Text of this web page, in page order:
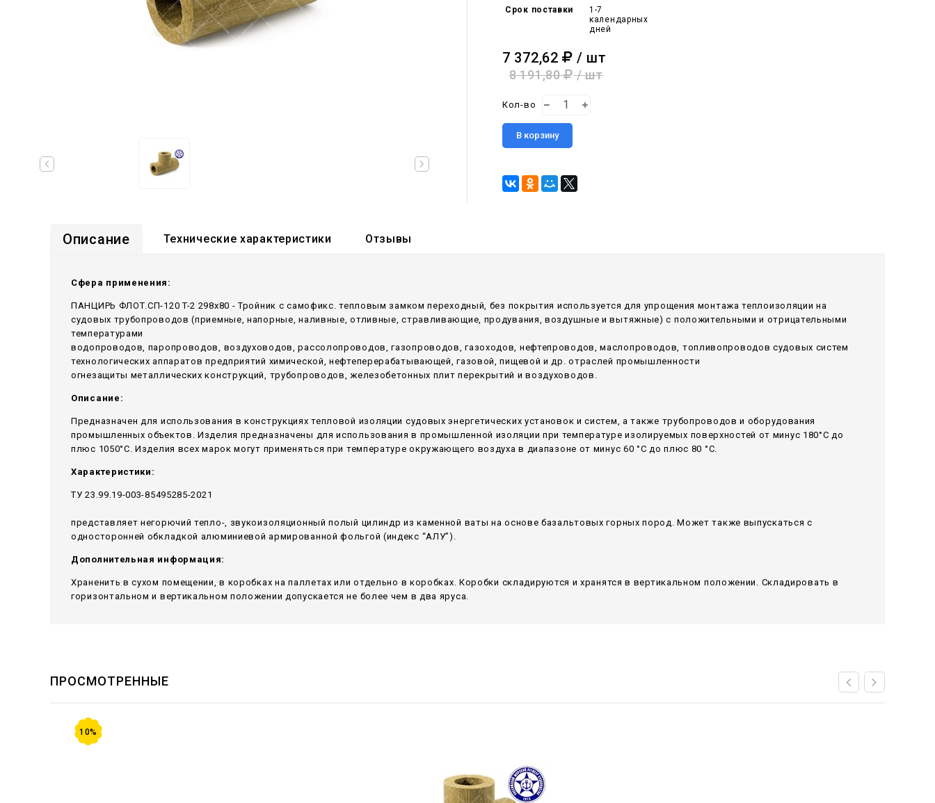
Срок поставки
1-7
календарных
дней
7 372,62 / шт
8 191,80 / шт
Кол-во
В корзину
Описание Технические характеристики Отзывы
Сфера применения:
ПАНЦИРЬ ФЛОТ.СП-120 T-2 298x80 - Тройник c самофикс. тепловым замком переходный, без покрытия используется для упрощения монтажа теплоизоляции на
судовых трубопроводов (приемные, напорные, наливные, отливные, стравливающие, продувания, воздушные и вытяжные) с положительными и отрицательными
температурами
водопроводов, паропроводов, воздуховодов, рассолопроводов, газопроводов, газоходов, нефтепроводов, маслопроводов, топливопроводов судовых систем
технологических аппаратов предприятий химической, нефтеперерабатывающей, газовой, пищевой и др. отраслей промышленности
огнезащиты металлических конструкций, трубопроводов, железобетонных плит перекрытий и воздуховодов.
Описание:
Предназначен для использования в конструкциях тепловой изоляции судовых энергетических установок и систем, а также трубопроводов и оборудования
промышленных объектов. Изделия предназначены для использования в промышленной изоляции при температуре изолируемых поверхностей от минус 180°С до
плюс 1050°С. Изделия всех марок могут применяться при температуре окружающего воздуха в диапазоне от минус 60 °С до плюс 80 °С.
Характеристики:
ТУ 23.99.19-003-85495285-2021
представляет негорючий тепло-, звукоизоляционный полый цилиндр из каменной ваты на основе базальтовых горных пород. Может также выпускаться с
односторонней обкладкой алюминиевой армированной фольгой (индекс “АЛУ”).
Дополнительная информация:
Храненить в сухом помещении, в коробках на паллетах или отдельно в коробках. Коробки складируются и хранятся в вертикальном положении. Складировать в
горизонтальном и вертикальном положении допускается не более чем в два яруса.
ПРОСМОТРЕННЫЕ
10%